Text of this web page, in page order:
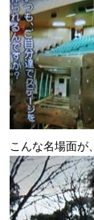
こんな名場面が、